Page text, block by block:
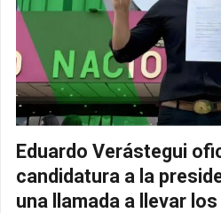
Eduardo Verástegui
candidatura a la
una llamada a llevar